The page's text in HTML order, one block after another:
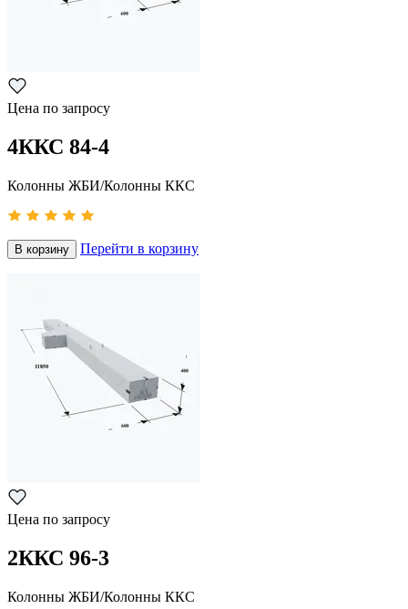
Цена по запросу
4ККС 84-4
Колонны ЖБИ/Колонны ККС
В корзину Перейти в корзину
Цена по запросу
2ККС 96-3
Колонны ЖБИ/Колонны ККС